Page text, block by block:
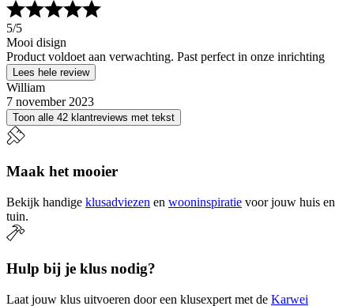
5/5
Mooi disign
Product voldoet aan verwachting. Past perfect in onze inrichting
Lees hele review
William
7 november 2023
Toon alle 42 klantreviews met tekst
Maak het mooier
Bekijk handige klusadviezen en wooninspiratie voor jouw huis en
tuin.
Hulp bij je klus nodig?
Laat jouw klus uitvoeren door een klusexpert met de Karwei